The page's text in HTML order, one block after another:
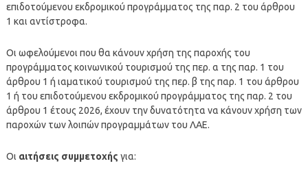
επιδοτούμενου εκδρομικού προγράμματος της παρ. 2 του άρθρου
1 και αντίστροφα.
Οι ωφελούμενοι που θα κάνουν χρήση της παροχής του
προγράμματος κοινωνικού τουρισμού της περ. α της παρ. 1 του
άρθρου 1 ή ιαματικού τουρισμού της περ. β της παρ. 1 του άρθρου
1 ή του επιδοτούμενου εκδρομικού προγράμματος της παρ. 2 του
άρθρου 1 έτους 2026, έχουν την δυνατότητα να κάνουν χρήση των
παροχών των λοιπών προγραμμάτων του ΛΑΕ.
Οι αιτήσεις συμμετοχής για: